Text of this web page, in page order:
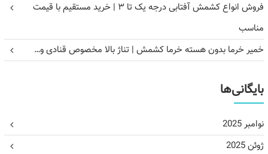
فروش انواع کشمش آفتابی درجه یک تا ۳ | خرید مستقیم با قیمت
مناسب
خمیر خرما بدون هسته خرما کشمش | تناژ بالا مخصوص قنادی و…
بایگانی‌ها
نوامبر 2025
ژوئن 2025